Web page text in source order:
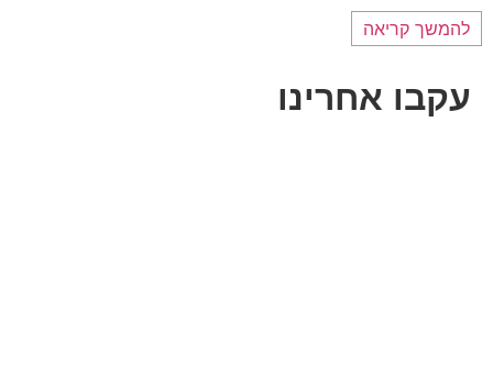
להמשך קריאה
עקבו אחרינו